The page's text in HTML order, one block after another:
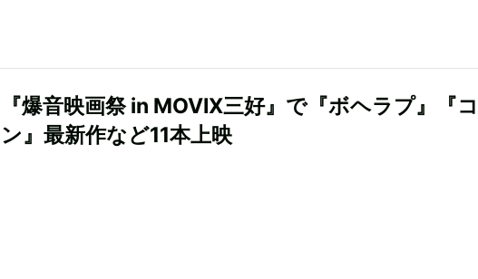
『爆音映画祭 in MOVIX三好』で『ボヘラプ』『
ン』最新作など11本上映